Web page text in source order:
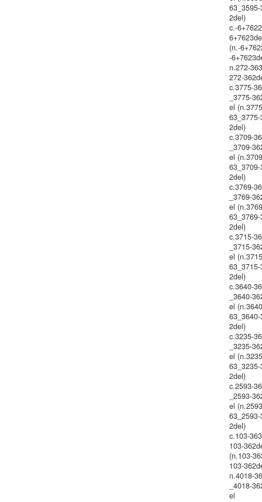
63_3595-
2del)
c.-
(n.-
-
n.272-
272-
c.3775-
_3775-
el
63_3775-
2del)
c.3709-
_3709-
el
63_3709-
2del)
c.3769-
_3769-
el
63_3769-
2del)
c.3715-
_3715-
el
63_3715-
2del)
c.3640-
_3640-
el
63_3640-
2del)
c.3235-
_3235-
el
63_3235-
2del)
c.2593-
_2593-
el
63_2593-
2del)
c.103-
103-
(n.103-
103-
n.4018-
_4018-
el